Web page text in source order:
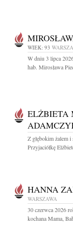
WIEK: 93
W dniu 3 lipca
hab. Mirosława
ELŻBIETA
Z głębokim
Przyjaciółkę
HANNA
WARSZAWA
30 czerwca 2026
kochana Mama,